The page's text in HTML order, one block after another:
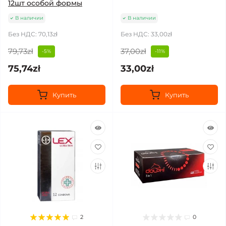
12шт особой формы
В наличии
Без НДС: 70,13zł
79,73zł -5%
75,74zł
Купить
В наличии
Без НДС: 33,00zł
37,00zł -11%
33,00zł
Купить
2 0